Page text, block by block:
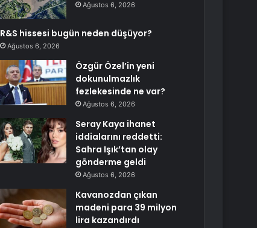
Ağustos 6, 2026
R&S hissesi bugün neden düşüyor?
Ağustos 6, 2026
Özgür Özel’in yeni
dokunulmazlık
fezlekesinde ne var?
Ağustos 6, 2026
Seray Kaya ihanet
iddialarını reddetti:
Sahra Işık’tan olay
gönderme geldi
Ağustos 6, 2026
Kavanozdan çıkan
madeni para 39 milyon
lira kazandırdı